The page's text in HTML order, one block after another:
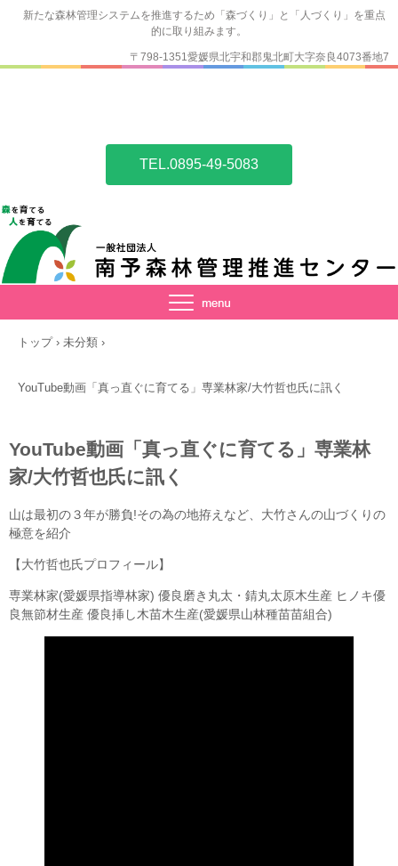
新たな森林管理システムを推進するため「森づくり」と「人づくり」を重点
的に取り組みます。
TEL.0895-49-5083
〒798-1351愛媛県北宇和郡鬼北町大字奈良4073番地7
トップ › 未分類 ›
YouTube動画「真っ直ぐに育てる」専業林家/大竹哲也氏に訊く
YouTube動画「真っ直ぐに育てる」専業林
家/大竹哲也氏に訊く
山は最初の３年が勝負!その為の地拵えなど、大竹さんの山づくりの
極意を紹介
【大竹哲也氏プロフィール】
専業林家(愛媛県指導林家) 優良磨き丸太・錆丸太原木生産 ヒノキ優
良無節材生産 優良挿し木苗木生産(愛媛県山林種苗苗組合)